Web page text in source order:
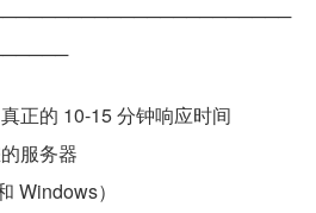
正的 10-15 分钟响应时间
服务器
Windows）